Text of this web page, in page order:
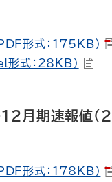
形式：175KB）
形式：28KB）
期速報値（
形式：178KB）